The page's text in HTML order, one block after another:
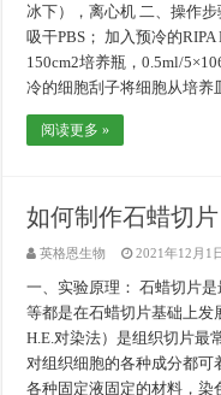
冰下），离心机 二、操作
吸干PBS； 加入预冷的
150cm2培养瓶，0.5ml/
冷的细胞刮子将细胞从培养
阅读更多 »
如何制作石蜡切
英格恩生物 2021年12月1
一、实验原理： 石蜡切片
等都是在石蜡切片基础上
H.E.对染法）是组织切片最
对组织细胞的各种成分都
各种固定液固定的材料，染